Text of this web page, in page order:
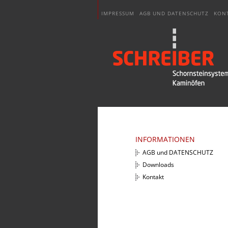
IMPRESSUM AGB UND DATENSCHUTZ
INFORMATIONEN
AGB und DATENSCHUTZ
Downloads
Kontakt